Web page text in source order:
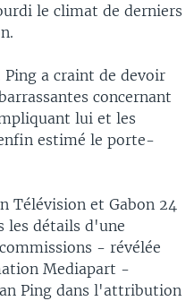
le climat de derniers
a craint de devoir
concernant
lui et les
estimé le porte-
Télévision et Gabon 24
les détails d'une
- révélée
Mediapart -
Ping dans l'attribution